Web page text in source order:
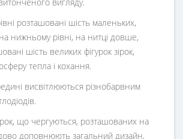
розташовані шість маленьких,
нижньому рівні, на нитці довше,
шість великих фігурок зірок,
тепла і кохання.
висвітлюються різнобарвним
що чергуються, розташованих на
доповнюють загальний дизайн,